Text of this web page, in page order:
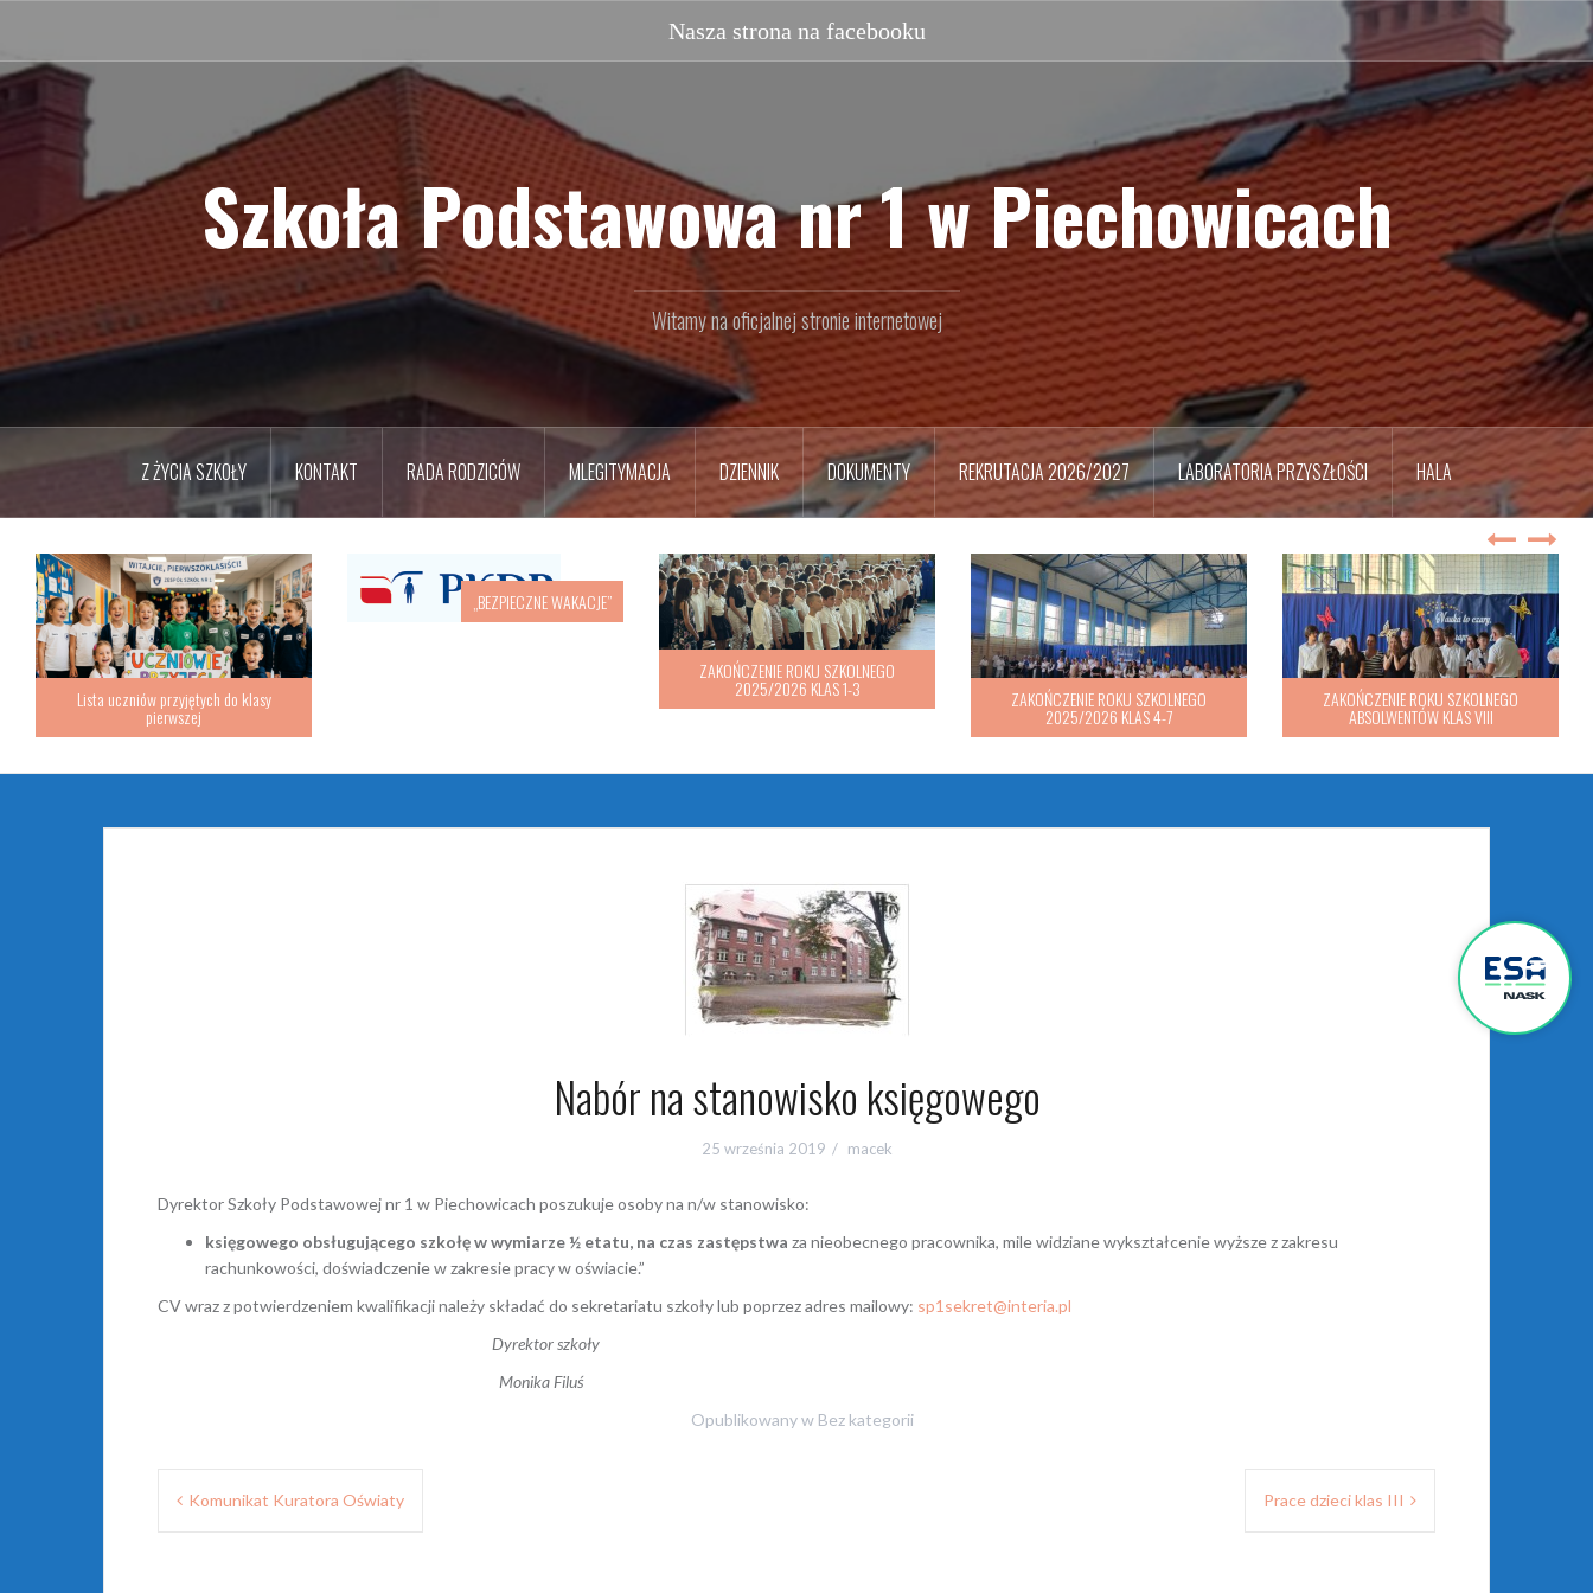
treści
facebook
Szkoła Podstawowa nr 1 w Piechowicach
Witamy na oficjalnej stronie internetowej
Z ŻYCIA SZKOŁY KONTAKT RADA RODZICÓW MLEGITYMACJA DZIENNIK DOKUMENTY REKRUTACJA 2026/2027 LABORATORIA PRZYSZŁOŚCI HALA
Lista uczniów przyjętych do klasy
pierwszej
„BEZPIECZNE WAKACJE”
ZAKOŃCZENIE ROKU SZKOLNEGO
2025/2026 KLAS 1-3 ZAKOŃCZENIE ROKU SZKOLNEGO
2025/2026 KLAS 4-7
ZAKOŃCZENIE ROKU SZKOLNEGO
ABSOLWENTÓW KLAS VIII
Nabór na stanowisko księgowego
25 września 2019 macek
Dyrektor Szkoły Podstawowej nr 1 w Piechowicach poszukuje osoby na n/w stanowisko:
księgowego obsługującego szkołę w wymiarze ½ etatu, na czas zastępstwa za nieobecnego pracownika, mile widziane wykształcenie wyższe z zakresu
rachunkowości, doświadczenie w zakresie pracy w oświacie.”
CV wraz z potwierdzeniem kwalifikacji należy składać do sekretariatu szkoły lub poprzez adres mailowy: sp1sekret@interia.pl
Dyrektor szkoły
Monika Filuś
Opublikowany w Bez kategorii
Nawigacja
Komunikat Kuratora Oświaty Prace dzieci klas III